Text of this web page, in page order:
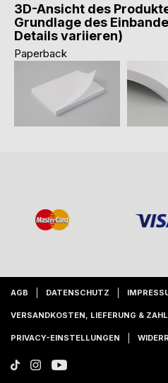
3D-Ansicht des
Grundlage des
Details variieren)
Paperback
AGB DATENSCHUTZ
VERSANDKOSTEN, LIEFERUNG &
PRIVACY-EINSTELLUNGEN